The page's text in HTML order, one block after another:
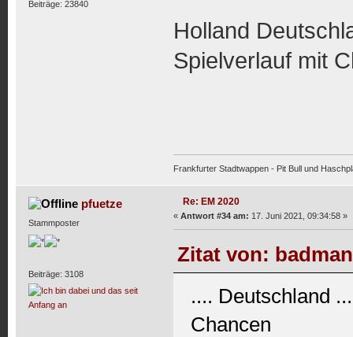
Beiträge: 23840
Holland
Spielverlauf mit
Frankfurter Stadtwappen - Pit Bull und
pfuetze
Stammposter
Beiträge: 3108
Re: EM 2020
« Antwort #34 am: 17. Juni 2021, 09:34:58 »
Zitat von:
.... Deutschland
Chancen